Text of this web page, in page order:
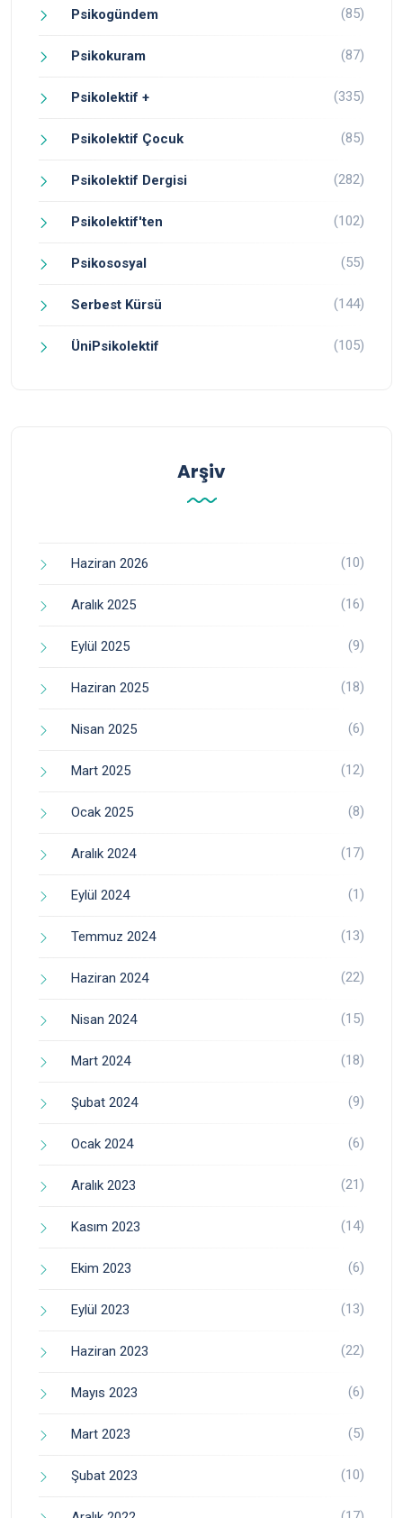
Psikogündem (85)
Psikokuram (87)
Psikolektif + (335)
Psikolektif Çocuk (85)
Psikolektif Dergisi (282)
Psikolektif'ten (102)
Psikososyal (55)
Serbest Kürsü (144)
ÜniPsikolektif (105)
Arşiv
Haziran 2026 (10)
Aralık 2025 (16)
Eylül 2025 (9)
Haziran 2025 (18)
Nisan 2025 (6)
Mart 2025 (12)
Ocak 2025 (8)
Aralık 2024 (17)
Eylül 2024 (1)
Temmuz 2024 (13)
Haziran 2024 (22)
Nisan 2024 (15)
Mart 2024 (18)
Şubat 2024 (9)
Ocak 2024 (6)
Aralık 2023 (21)
Kasım 2023 (14)
Ekim 2023 (6)
Eylül 2023 (13)
Haziran 2023 (22)
Mayıs 2023 (6)
Mart 2023 (5)
Şubat 2023 (10)